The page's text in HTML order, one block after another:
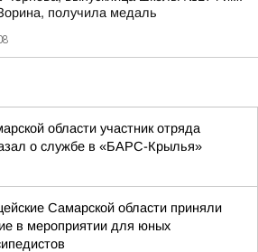
получила медаль
области участник отряда
о службе в «БАРС-Крылья»
Самарской области приняли
в мероприятии для юных